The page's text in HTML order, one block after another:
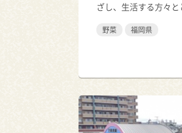
ざし、生活する方々と
野菜 福岡県